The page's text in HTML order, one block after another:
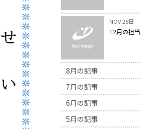
NOV 26日
12月の担
8月の記事
7月の記事
6月の記事
5月の記事